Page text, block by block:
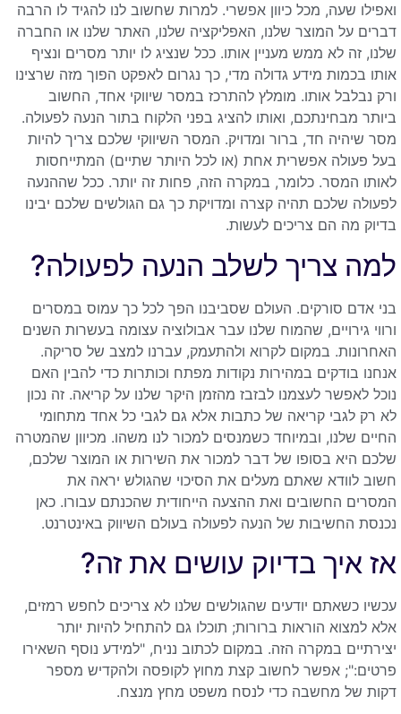
ואפילו שעה, מכל כיוון אפשרי. למרות שחשוב לנו להגיד לו הרבה
דברים על המוצר שלנו, האפליקציה שלנו, האתר שלנו או החברה
שלנו, זה לא ממש מעניין אותו. ככל שנציג לו יותר מסרים ונציף
אותו בכמות מידע גדולה מדי, כך נגרום לאפקט הפוך מזה שרצינו
ורק נבלבל אותו. מומלץ להתרכז במסר שיווקי אחד, החשוב
ביותר מבחינתכם, ואותו להציג בפני הלקוח בתור הנעה לפעולה.
מסר שיהיה חד, ברור ומדויק. המסר השיווקי שלכם צריך להיות
בעל פעולה אפשרית אחת (או לכל היותר שתיים) המתייחסות
לאותו המסר. כלומר, במקרה הזה, פחות זה יותר. ככל שההנעה
לפעולה שלכם תהיה קצרה ומדויקת כך גם הגולשים שלכם יבינו
בדיוק מה הם צריכים לעשות.
למה צריך לשלב הנעה לפעולה?
בני אדם סורקים. העולם שסביבנו הפך לכל כך עמוס במסרים
ורווי גירויים, שהמוח שלנו עבר אבולוציה עצומה בעשרות השנים
האחרונות. במקום לקרוא ולהתעמק, עברנו למצב של סריקה.
אנחנו בודקים במהירות נקודות מפתח וכותרות כדי להבין האם
נוכל לאפשר לעצמנו לבזבז מהזמן היקר שלנו על קריאה. זה נכון
לא רק לגבי קריאה של כתבות אלא גם לגבי כל אחד מתחומי
החיים שלנו, ובמיוחד כשמנסים למכור לנו משהו. מכיוון שהמטרה
שלכם היא בסופו של דבר למכור את השירות או המוצר שלכם,
חשוב לוודא שאתם מעלים את הסיכוי שהגולש יראה את
המסרים החשובים ואת ההצעה הייחודית שהכנתם עבורו. כאן
נכנסת החשיבות של הנעה לפעולה בעולם השיווק באינטרנט.
אז איך בדיוק עושים את זה?
עכשיו כשאתם יודעים שהגולשים שלנו לא צריכים לחפש רמזים,
אלא למצוא הוראות ברורות; תוכלו גם להתחיל להיות יותר
יצירתיים במקרה הזה. במקום לכתוב נניח, "למידע נוסף השאירו
פרטים:"; אפשר לחשוב קצת מחוץ לקופסה ולהקדיש מספר
דקות של מחשבה כדי לנסח משפט מחץ מנצח.